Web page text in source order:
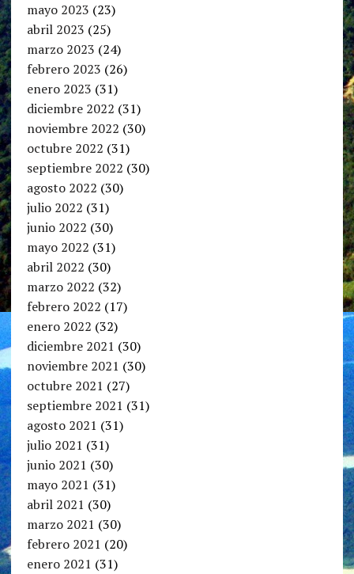
mayo 2023 (23)
abril 2023 (25)
marzo 2023 (24)
febrero 2023 (26)
enero 2023 (31)
diciembre 2022 (31)
noviembre 2022 (30)
octubre 2022 (31)
septiembre 2022 (30)
agosto 2022 (30)
julio 2022 (31)
junio 2022 (30)
mayo 2022 (31)
abril 2022 (30)
marzo 2022 (32)
febrero 2022 (17)
enero 2022 (32)
diciembre 2021 (30)
noviembre 2021 (30)
octubre 2021 (27)
septiembre 2021 (31)
agosto 2021 (31)
julio 2021 (31)
junio 2021 (30)
mayo 2021 (31)
abril 2021 (30)
marzo 2021 (30)
febrero 2021 (20)
enero 2021 (31)